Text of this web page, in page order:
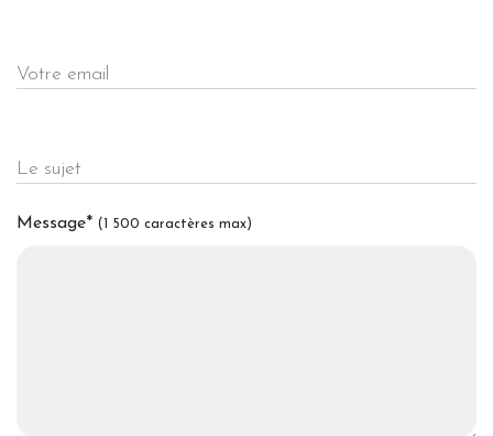
Votre email
Le sujet
Message* (1 500 caractères max)